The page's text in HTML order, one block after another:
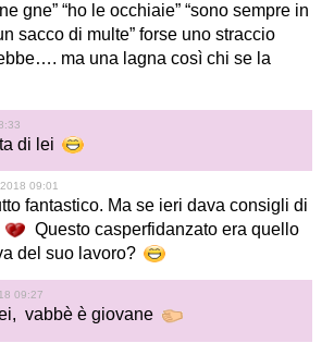
gne” “ho le occhiaie” “sono sempre in
sacco di multe” forse uno straccio
ma una lagna così chi se la
di lei
09:01
fantastico. Ma se ieri dava consigli di
Questo casperfidanzato era quello
del suo lavoro?
09:27
vabbè è giovane